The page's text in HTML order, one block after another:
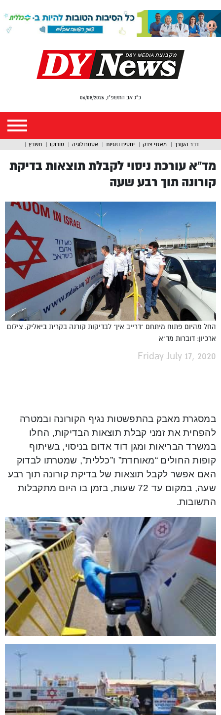
כ"ג אב התשפ"ו, 06/08/2026
דבר העורך מאזני צדק יחסים וזוגיות אסטרולוגיה סודוקו תשבץ
מד”א עורכת ניסוי לקבלת תוצאות בדיקת
קורונה תוך רבע שעה
החל מהיום פתוח מיתחם "דרייב אין" לבדיקות קורנה בקרית ביאליק. צילום
ארכיון: דוברות מד"א
Friday July 17, 2020
במסגרת מאבק בהתפשטות נגיף הקורונה ובמטרה
להפחית את זמני קבלת תוצאות הבדיקות, החלו
במשרד הבריאות ומגן דוד אדום בניסוי, בשיתוף
קופות החולים “מאוחדת” ו”כללית”, שמטרתו לבדוק
האם אפשר לקבל תוצאות של בדיקת קורונה תוך רבע
שעה, במקום עד 72 שעות, בזמן בו היום מתקבלות
התשובות.